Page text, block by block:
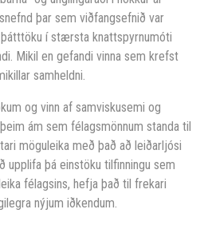
þar sem viðfangsefnið var
í stærsta knattspyrnumóti
Mikil en gefandi vinna sem krefst
samheldni.
og vinn af samviskusemi og
ám sem félagsmönnum standa til
möguleika með það að leiðarljósi
þá einstöku tilfinningu sem
félagsins, hefja það til frekari
nýjum iðkendum.